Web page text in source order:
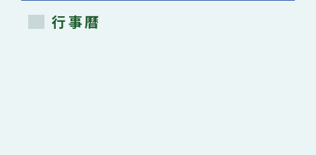
行事曆